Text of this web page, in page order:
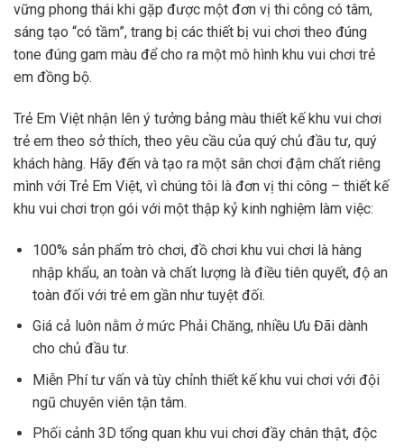
vững phong thái khi gặp được một đơn vị thi công có tâm,
sáng tạo “có tầm”, trang bị các thiết bị vui chơi theo đúng
tone đúng gam màu để cho ra một mô hình khu vui chơi trẻ
em đồng bộ.
Trẻ Em Việt nhận lên ý tưởng bảng màu thiết kế khu vui chơi
trẻ em theo sở thích, theo yêu cầu của quý chủ đầu tư, quý
khách hàng. Hãy đến và tạo ra một sân chơi đậm chất riêng
mình với Trẻ Em Việt, vì chúng tôi là đơn vị thi công – thiết kế
khu vui chơi trọn gói với một thập kỷ kinh nghiệm làm việc:
100% sản phẩm trò chơi, đồ chơi khu vui chơi là hàng
nhập khẩu, an toàn và chất lượng là điều tiên quyết, độ an
toàn đối với trẻ em gần như tuyệt đối.
Giá cả luôn nằm ở mức Phải Chăng, nhiều Ưu Đãi dành
cho chủ đầu tư.
Miễn Phí tư vấn và tùy chỉnh thiết kế khu vui chơi với đội
ngũ chuyên viên tận tâm.
Phối cảnh 3D tổng quan khu vui chơi đầy chân thật, độc